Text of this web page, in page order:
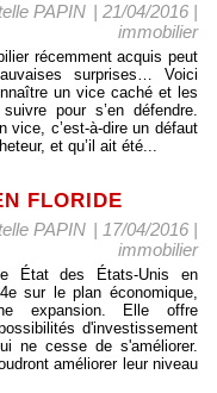
PAPIN | 21/04/2016 |
immobilier
récemment acquis peut
surprises… Voici
un vice caché et les
pour s’en défendre.
vice, c’est-à-dire un défaut
et qu’il ait été...
FLORIDE
PAPIN | 17/04/2016 |
immobilier
État des États-Unis en
sur le plan économique,
expansion. Elle offre
d'investissement
ne cesse de s'améliorer.
améliorer leur niveau